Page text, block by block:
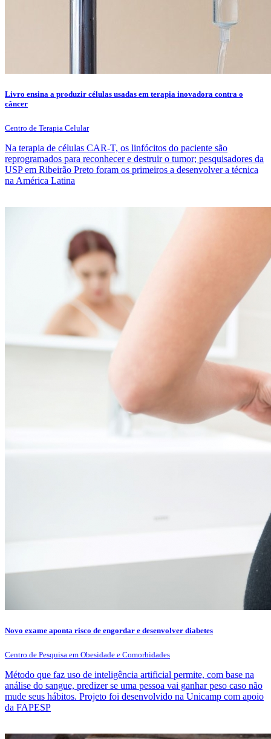
Livro ensina a produzir células usadas em terapia inovadora contra o
câncer
Centro de Terapia Celular
Na terapia de células CAR-T, os linfócitos do paciente são
reprogramados para reconhecer e destruir o tumor; pesquisadores da
USP em Ribeirão Preto foram os primeiros a desenvolver a técnica
na América Latina
Novo exame aponta risco de engordar e desenvolver diabetes
Centro de Pesquisa em Obesidade e Comorbidades
Método que faz uso de inteligência artificial permite, com base na
análise do sangue, predizer se uma pessoa vai ganhar peso caso não
mude seus hábitos. Projeto foi desenvolvido na Unicamp com apoio
da FAPESP